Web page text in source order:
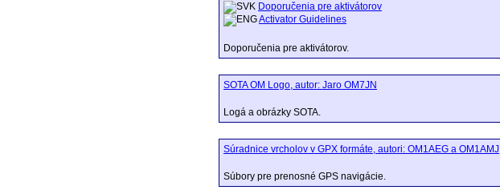
Doporučenia pre aktivátorov
Activator Guidelines
Doporučenia pre aktivátorov.
SOTA OM Logo, autor: Jaro OM7JN
Logá a obrázky SOTA.
Súradnice vrcholov v GPX formáte, autori: OM1AEG a OM1AMJ
Súbory pre prenosné GPS navigácie.